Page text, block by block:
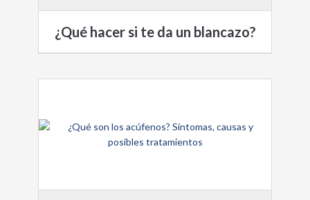
¿Qué hacer si te da un blancazo?